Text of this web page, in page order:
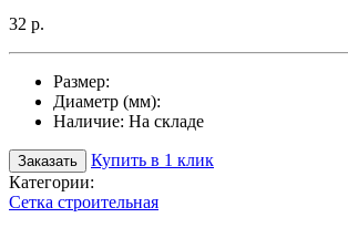
32 р.
Размер:
Диаметр (мм):
Наличие: На складе
Заказать
Купить в 1 клик
Категории:
Сетка строительная